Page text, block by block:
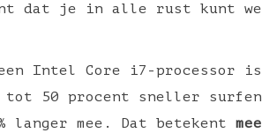
dat je in alle rust kunt
Intel Core i7-processor
50 procent sneller
mee. Dat betekent